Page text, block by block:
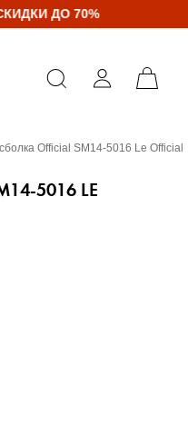
ДО 70%
Official SM14-5016 Le Official
5016 LE